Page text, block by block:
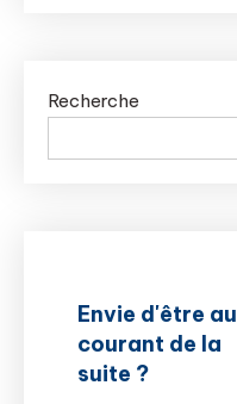
Recherche
Envie d'être au
courant de la
suite ?